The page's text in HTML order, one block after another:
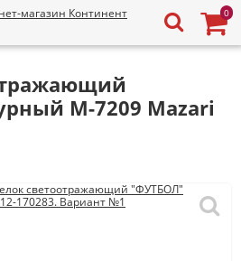
0
M-7209 Mazari